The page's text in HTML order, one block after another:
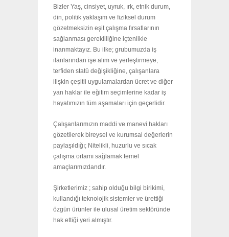
Bizler Yaş, cinsiyet, uyruk, ırk, etnik durum,
din, politik yaklaşım ve fiziksel durum
gözetmeksizin eşit çalışma fırsatlarının
sağlanması gerekliliğine içtenlikle
inanmaktayız. Bu ilke; grubumuzda iş
ilanlarından işe alım ve yerleştirmeye,
terfiden statü değişikliğine, çalışanlara
ilişkin çeşitli uygulamalardan ücret ve diğer
yan haklar ile eğitim seçimlerine kadar iş
hayatımızın tüm aşamaları için geçerlidir.
Çalışanlarımızın maddi ve manevi hakları
gözetilerek bireysel ve kurumsal değerlerin
paylaşıldığı; Nitelikli, huzurlu ve sıcak
çalışma ortamı sağlamak temel
amaçlarımızdandır.
Şirketlerimiz ; sahip olduğu bilgi birikimi,
kullandığı teknolojik sistemler ve ürettiği
özgün ürünler ile ulusal üretim sektöründe
hak ettiği yeri almıştır.